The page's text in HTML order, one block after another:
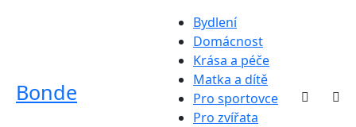
Bonde
Bydlení
Domácnost
Krása a péče
Matka a dítě
Pro sportovce
Pro zvířata